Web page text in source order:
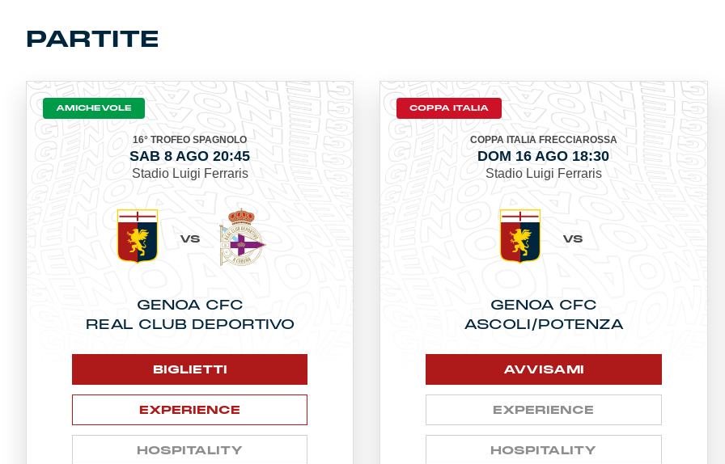
Accessori
Party
Gift Card Online Store
PARTITE
AMICHEVOLE
16° TROFEO SPAGNOLO
SAB 8 AGO 20:45
Stadio Luigi Ferraris
VS
GENOA CFC
REAL CLUB DEPORTIVO
BIGLIETTI
EXPERIENCE
HOSPITALITY
COPPA ITALIA
COPPA ITALIA FRECCIAROSSA
DOM 16 AGO 18:30
Stadio Luigi Ferraris
VS
GENOA CFC
ASCOLI/POTENZA
AVVISAMI
EXPERIENCE
HOSPITALITY